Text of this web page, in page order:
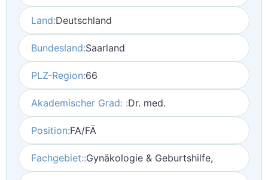
Land:Deutschland
Bundesland:Saarland
PLZ-Region:66
Akademischer Grad: :Dr. med.
Position:FA/FÄ
Fachgebiet::Gynäkologie & Geburtshilfe,